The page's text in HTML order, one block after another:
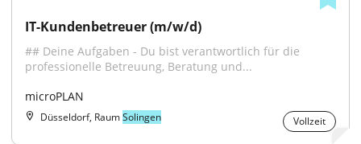
IT-Kundenbetreuer (m/w/d)
## Deine Aufgaben - Du bist verantwortlich für die
professionelle Betreuung, Beratung und...
microPLAN
Düsseldorf, RaumSolingen Vollzeit